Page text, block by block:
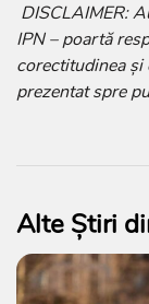
DISCLAIMER:
IPN – poartă
corectitudinea
prezentat spre
Alte Știri